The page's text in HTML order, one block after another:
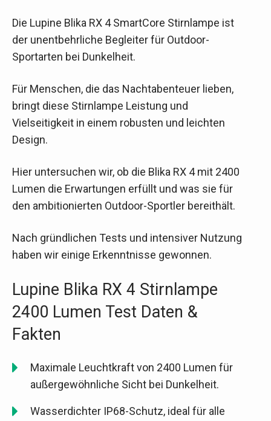
Die Lupine Blika RX 4 SmartCore Stirnlampe ist
der unentbehrliche Begleiter für Outdoor-
Sportarten bei Dunkelheit.
Für Menschen, die das Nachtabenteuer lieben,
bringt diese Stirnlampe Leistung und
Vielseitigkeit in einem robusten und leichten
Design.
Hier untersuchen wir, ob die Blika RX 4 mit 2400
Lumen die Erwartungen erfüllt und was sie für
den ambitionierten Outdoor-Sportler bereithält.
Nach gründlichen Tests und intensiver Nutzung
haben wir einige Erkenntnisse gewonnen.
Lupine Blika RX 4 Stirnlampe
2400 Lumen Test Daten &
Fakten
Maximale Leuchtkraft von 2400 Lumen für
außergewöhnliche Sicht bei Dunkelheit.
Wasserdichter IP68-Schutz, ideal für alle